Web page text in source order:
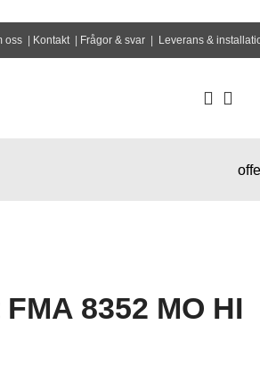
oss Kontakt| Frågor & svar Leverans &
8352 MO HI